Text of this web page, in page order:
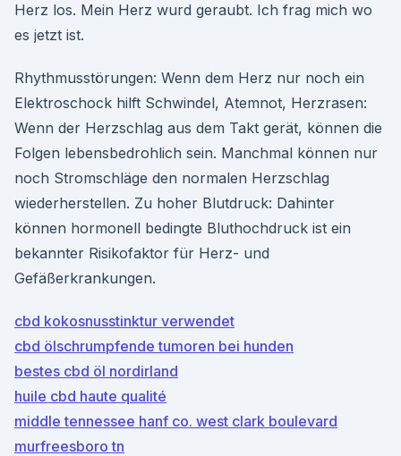
Herz los. Mein Herz wurd geraubt. Ich frag mich wo
es jetzt ist.
Rhythmusstörungen: Wenn dem Herz nur noch ein
Elektroschock hilft Schwindel, Atemnot, Herzrasen:
Wenn der Herzschlag aus dem Takt gerät, können die
Folgen lebensbedrohlich sein. Manchmal können nur
noch Stromschläge den normalen Herzschlag
wiederherstellen. Zu hoher Blutdruck: Dahinter
können hormonell bedingte Bluthochdruck ist ein
bekannter Risikofaktor für Herz- und
Gefäßerkrankungen.
cbd kokosnusstinktur verwendet
cbd ölschrumpfende tumoren bei hunden
bestes cbd öl nordirland
huile cbd haute qualité
middle tennessee hanf co. west clark boulevard
murfreesboro tn